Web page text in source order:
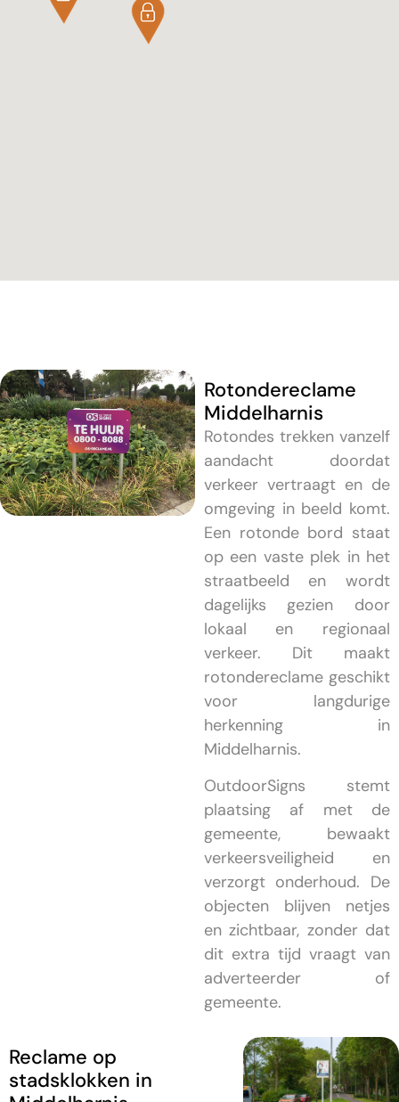
Rotondereclame
Middelharnis
Rotondes trekken vanzelf
aandacht doordat
verkeer vertraagt en de
omgeving in beeld komt.
Een rotonde bord staat
op een vaste plek in het
straatbeeld en wordt
dagelijks gezien door
lokaal en regionaal
verkeer. Dit maakt
rotondereclame geschikt
voor langdurige
herkenning in
Middelharnis.
OutdoorSigns stemt
plaatsing af met de
gemeente, bewaakt
verkeersveiligheid en
verzorgt onderhoud. De
objecten blijven netjes
en zichtbaar, zonder dat
dit extra tijd vraagt van
adverteerder of
gemeente.
Reclame op
stadsklokken in